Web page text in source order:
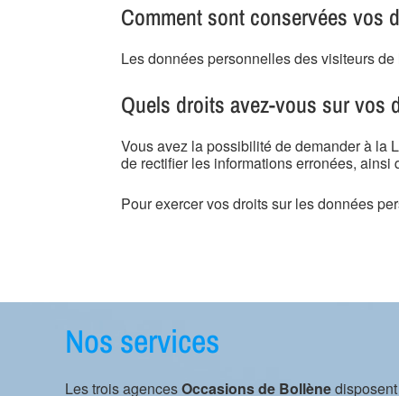
Comment sont conservées vos
Les données personnelles des visiteurs
Quels droits avez-vous sur vos
Vous avez la possibilité de demander à la
de rectifier les informations erronées,
Pour exercer vos droits sur les données
Nos services
Les trois agencesOccasions de Bollène